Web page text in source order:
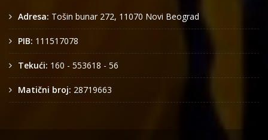
Adresa: Tošin bunar 272, 11070 Novi Beograd
PIB: 111517078
Tekući: 160 - 553618 - 56
Matični broj: 28719663